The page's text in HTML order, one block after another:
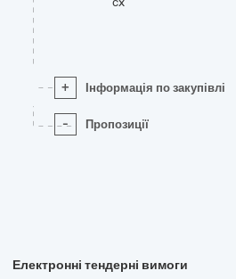
+ Інформація по закупівлі
- Пропозиції
Електронні тендерні вимоги